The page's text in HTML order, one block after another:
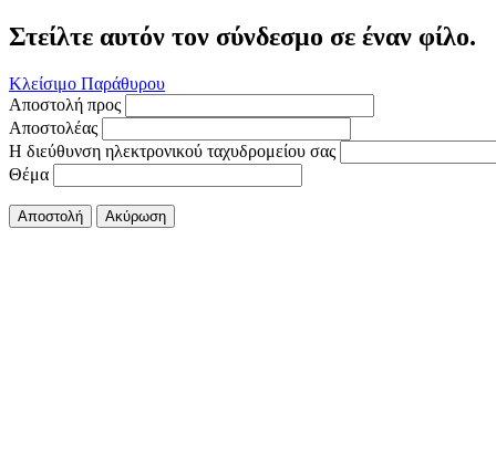
Στείλτε αυτόν τον σύνδεσμο σε έναν φίλο.
Κλείσιμο Παράθυρου
Αποστολή προς
Αποστολέας
Η διεύθυνση ηλεκτρονικού ταχυδρομείου σας
Θέμα
Αποστολή Ακύρωση